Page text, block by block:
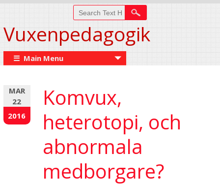
Vuxenpedagogik
☰ Main Menu
MAR
22
2016
Komvux,
heterotopi, och
abnormala
medborgare?